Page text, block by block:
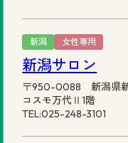
新潟 女性専用
新潟サロン
〒950-0088 新潟県新
コスモ万代Ⅱ1階
TEL:025-248-3101